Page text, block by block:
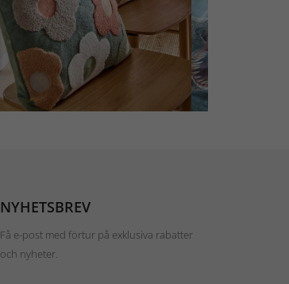
NYHETSBREV
Få e-post med förtur på exklusiva rabatter
och nyheter.